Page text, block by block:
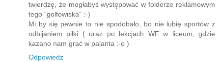
twierdzę, że mogłabyś występować w folderze reklamowym
tego "golfowiska" :-)
Mi by się pewnie to nie spodobało, bo nie lubię sportów z
odbijaniem piłki ( uraz po lekcjach WF w liceum, gdzie
kazano nam grać w palanta :-o )
Odpowiedz